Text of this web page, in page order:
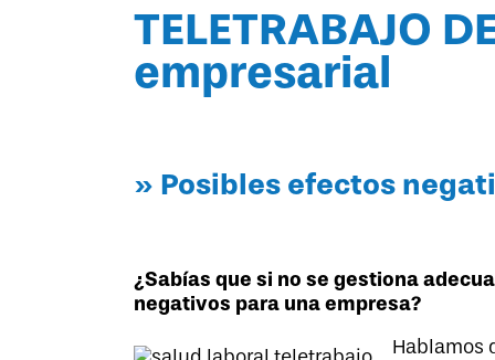
TELETRABAJO
empresarial
» Posibles efectos
¿Sabías que si no se gestiona
negativos para una empresa?
Hablamos